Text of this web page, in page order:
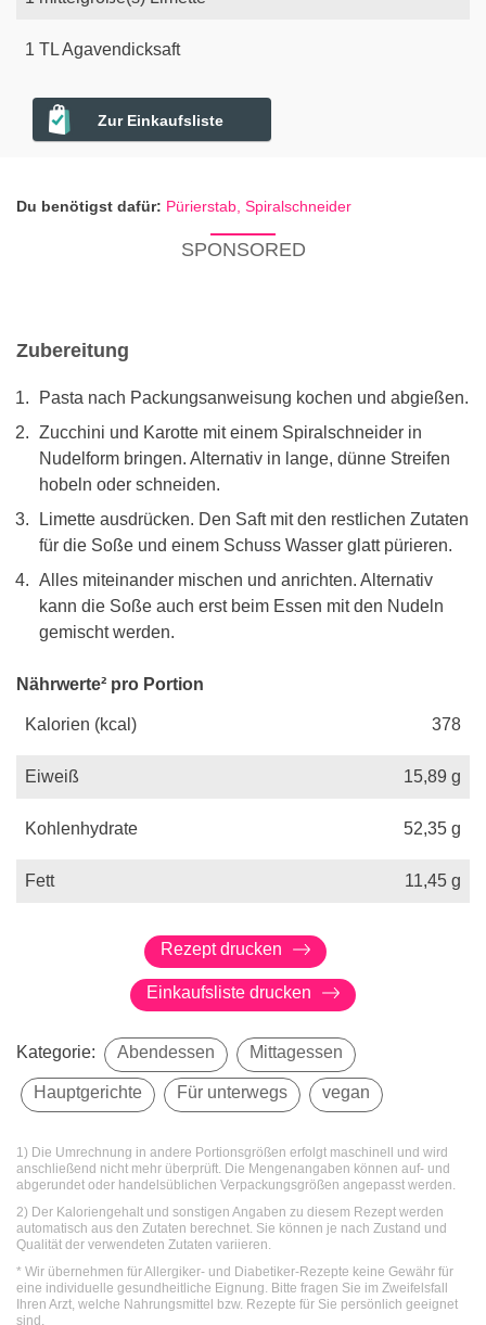
1 TLAgavendicksaft
Zur Einkaufsliste
Du benötigst dafür: Pürierstab, Spiralschneider
SPONSORED
Zubereitung
Pasta nach Packungsanweisung kochen und abgießen.
Zucchini und Karotte mit einem Spiralschneider in
Nudelform bringen. Alternativ in lange, dünne Streifen
hobeln oder schneiden.
Limette ausdrücken. Den Saft mit den restlichen Zutaten
für die Soße und einem Schuss Wasser glatt pürieren.
Alles miteinander mischen und anrichten. Alternativ
kann die Soße auch erst beim Essen mit den Nudeln
gemischt werden.
Nährwerte² pro Portion
Kalorien (kcal) 378
Eiweiß 15,89 g
Kohlenhydrate 52,35 g
Fett 11,45 g
Rezept drucken
Einkaufsliste drucken
Kategorie: Abendessen Mittagessen
Hauptgerichte Für unterwegs vegan
1) Die Umrechnung in andere Portionsgrößen erfolgt maschinell und wird
anschließend nicht mehr überprüft. Die Mengenangaben können auf- und
abgerundet oder handelsüblichen Verpackungsgrößen angepasst werden.
2) Der Kaloriengehalt und sonstigen Angaben zu diesem Rezept werden
automatisch aus den Zutaten berechnet. Sie können je nach Zustand und
Qualität der verwendeten Zutaten variieren.
* Wir übernehmen für Allergiker- und Diabetiker-Rezepte keine Gewähr für
eine individuelle gesundheitliche Eignung. Bitte fragen Sie im Zweifelsfall
Ihren Arzt, welche Nahrungsmittel bzw. Rezepte für Sie persönlich geeignet
sind.